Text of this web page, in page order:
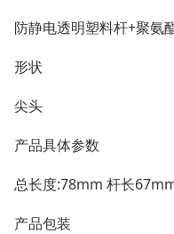
防静电透明塑料杆+聚氨
形状
尖头
产品具体参数
总长度:78mm 杆长
产品包装